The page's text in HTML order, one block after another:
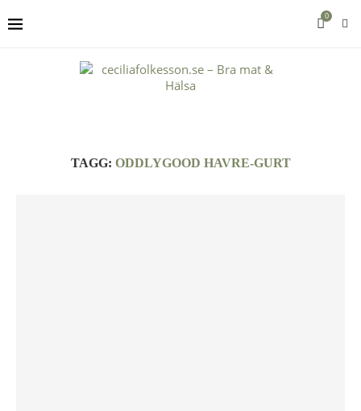
0
TAGG: ODDLYGOOD HAVRE-GURT